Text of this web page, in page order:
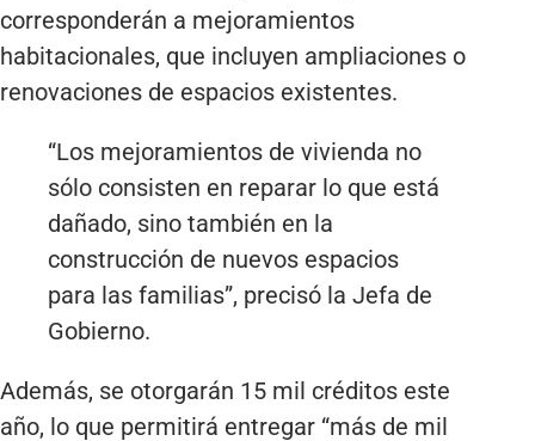
corresponderán a mejoramientos
habitacionales, que incluyen ampliaciones o
renovaciones de espacios existentes.
“Los mejoramientos de vivienda no
sólo consisten en reparar lo que está
dañado, sino también en la
construcción de nuevos espacios
para las familias”, precisó la Jefa de
Gobierno.
Además, se otorgarán 15 mil créditos este
año, lo que permitirá entregar “más de mil